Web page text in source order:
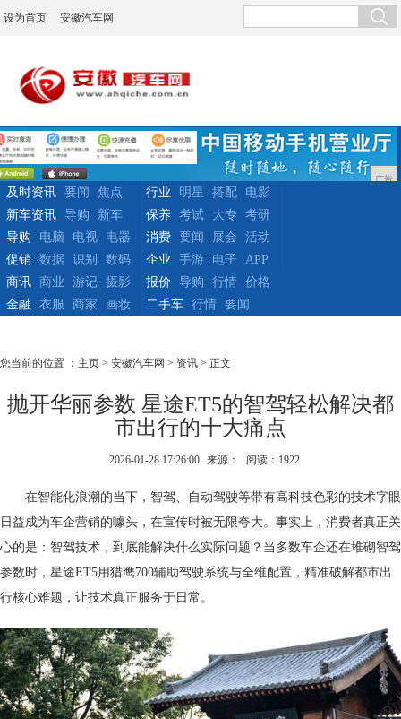
设为首页 安徽汽车网
广告
及时资讯 要闻
焦点
新车资讯
导购 新车
行业 明星 搭配
电影
保养
考试 大专
考研
导购
电脑 电视
电器
促销
数据 识别 数码
消费 要闻 展会
活动
企业
手游 电子
APP
商讯
商业 游记
摄影
金融
衣服 商家 画妆
报价 导购 行情
价格
二手车
行情 要闻
您当前的位置 ： 主页 > 安徽汽车网 > 资讯 > 正文
抛开华丽参数 星途ET5的智驾轻松解决都
市出行的十大痛点
2026-01-28 17:26:00 来源： 阅读：1922
在智能化浪潮的当下，智驾、自动驾驶等带有高科技色彩的技术字眼
日益成为车企营销的噱头，在宣传时被无限夸大。事实上，消费者真正关
心的是：智驾技术，到底能解决什么实际问题？当多数车企还在堆砌智驾
参数时，星途ET5用猎鹰700辅助驾驶系统与全维配置，精准破解都市出
行核心难题，让技术真正服务于日常。